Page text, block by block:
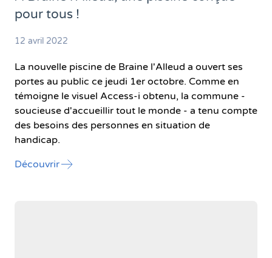
pour tous !
12 avril 2022
La nouvelle piscine de Braine l'Alleud a ouvert ses
portes au public ce jeudi 1er octobre. Comme en
témoigne le visuel Access-i obtenu, la commune -
soucieuse d'accueillir tout le monde - a tenu compte
des besoins des personnes en situation de
handicap.
Découvrirl'article "À Braine l’Alleud, une piscine